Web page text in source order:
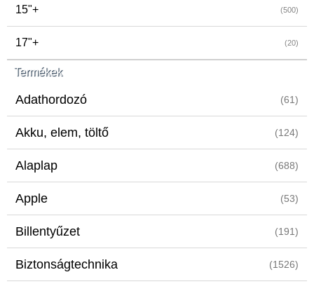
15"+ (500)
17"+ (20)
Termékek
Adathordozó (61)
Akku, elem, töltő (124)
Alaplap (688)
Apple (53)
Billentyűzet (191)
Biztonságtechnika (1526)